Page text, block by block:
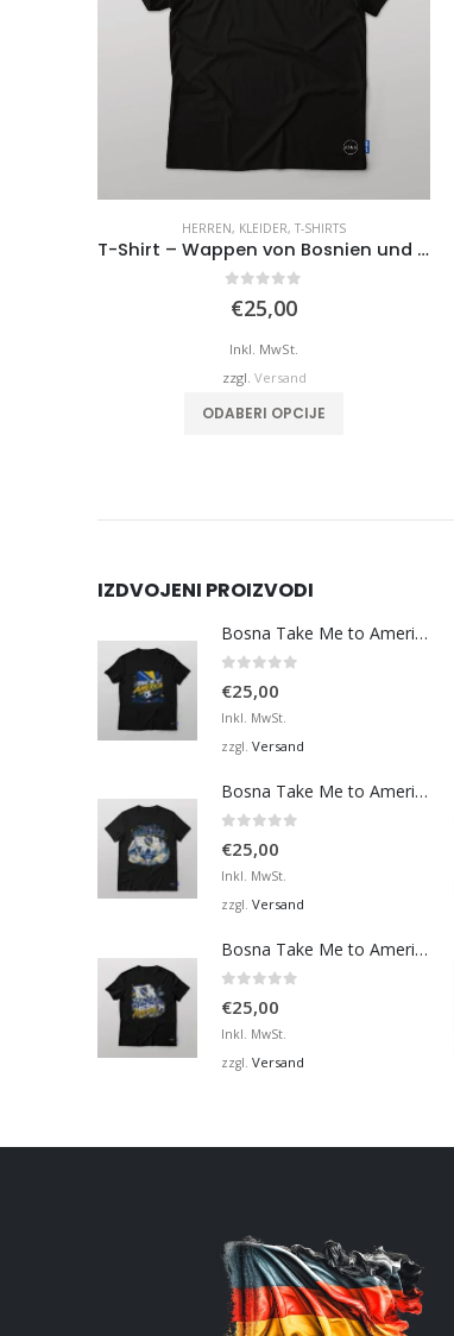
HERREN, KLEIDER, T-SHIRTS
T-Shirt – Wappen von Bosnien und Herzegowina
€25,00
Inkl. MwSt.
zzgl. Versand
ODABERI OPCIJE
IZDVOJENI PROIZVODI
Bosna Take Me to America Navijačka Majica 3
€25,00
Inkl. MwSt.
zzgl. Versand
Bosna Take Me to America Navijačka Majica 4
€25,00
Inkl. MwSt.
zzgl. Versand
Bosna Take Me to America Navijačka Majica 2
€25,00
Inkl. MwSt.
zzgl. Versand